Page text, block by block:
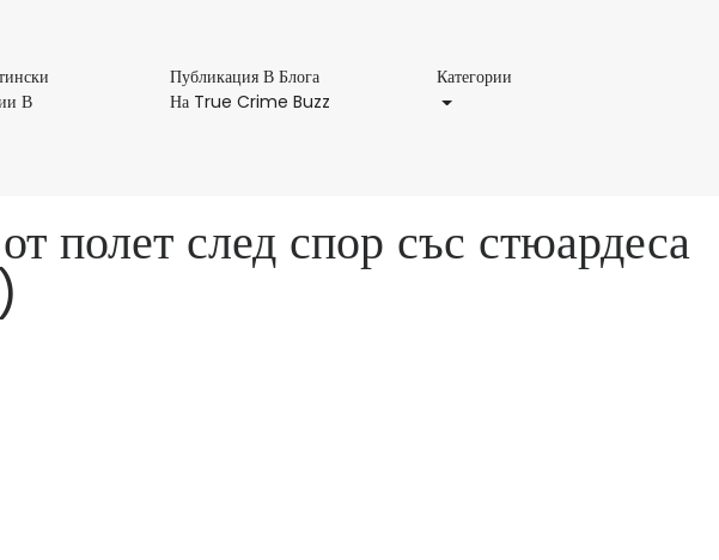
В
Публикация В Блога
На True Crime Buzz
Buzz
Категории
полет след спор със стюардеса